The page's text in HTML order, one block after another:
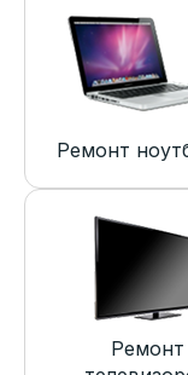
Ремонт
Ремонт